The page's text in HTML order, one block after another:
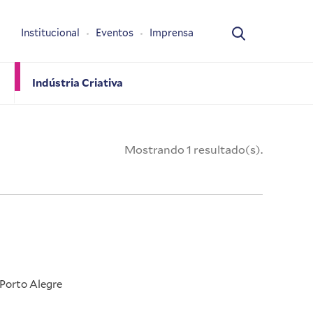
Indústria Criativa
Institucional Eventos Imprensa
Mostrando 1 resultado(s).
Alegre